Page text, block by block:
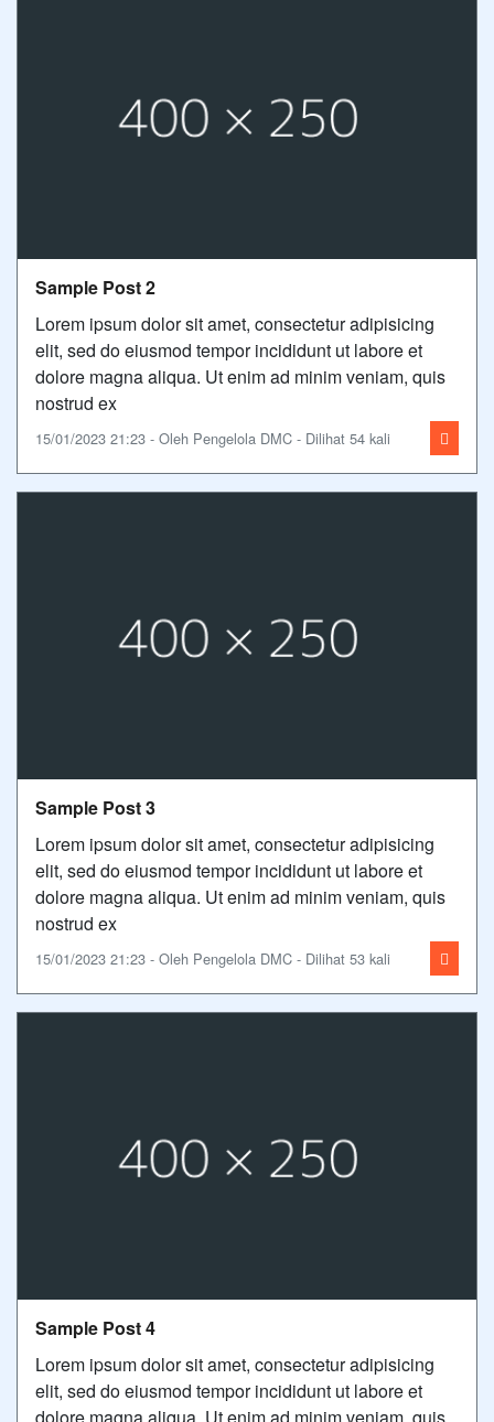
Sample Post 2
Lorem ipsum dolor sit amet, consectetur adipisicing
elit, sed do eiusmod tempor incididunt ut labore et
dolore magna aliqua. Ut enim ad minim veniam, quis
nostrud ex
15/01/2023 21:23 - Oleh Pengelola DMC - Dilihat 54 kali
Sample Post 3
Lorem ipsum dolor sit amet, consectetur adipisicing
elit, sed do eiusmod tempor incididunt ut labore et
dolore magna aliqua. Ut enim ad minim veniam, quis
nostrud ex
15/01/2023 21:23 - Oleh Pengelola DMC - Dilihat 53 kali
Sample Post 4
Lorem ipsum dolor sit amet, consectetur adipisicing
elit, sed do eiusmod tempor incididunt ut labore et